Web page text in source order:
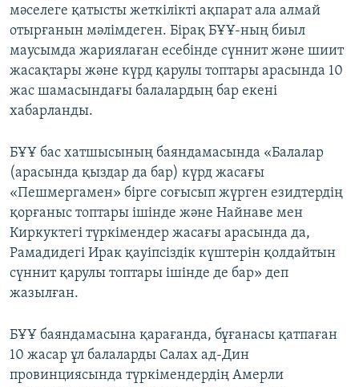
мәселеге қатысты жеткілікті ақпарат ала алмай
отырғанын мәлімдеген. Бірақ БҰҰ-ның биыл
маусымда жариялаған есебінде сүннит және шиит
жасақтары және күрд қарулы топтары арасында 10
жас шамасындағы балалардың бар екені
хабарланды.
БҰҰ бас хатшысының баяндамасында «Балалар
(арасында қыздар да бар) күрд жасағы
«Пешмергамен» бірге соғысып жүрген езидтердің
қорғаныс топтары ішінде және Найнаве мен
Киркуктегі түркімендер жасағы арасында да,
Рамадидегі Ирак қауіпсіздік күштерін қолдайтын
сүннит қарулы топтары ішінде де бар» деп
жазылған.
БҰҰ баяндамасына қарағанда, бұғанасы қатпаған
10 жасар ұл балаларды Салах ад-Дин
провинциясында түркімендердің Амерли